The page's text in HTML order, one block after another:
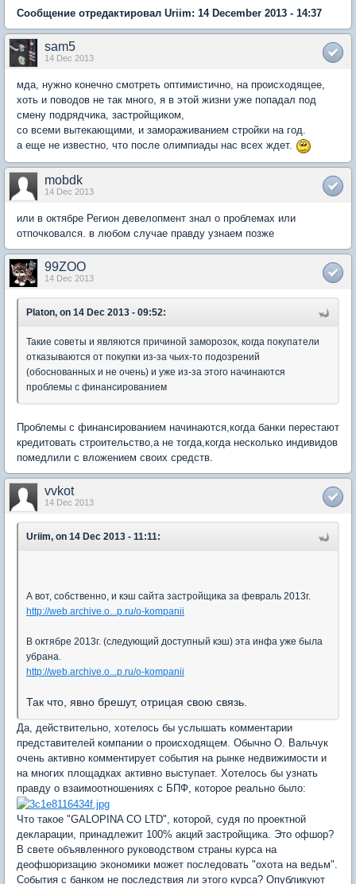
Сообщение отредактировал Uriim: 14 December 2013 - 14:37
sam5
14 Dec 2013
мда, нужно конечно смотреть оптимистично, на происходящее,
хоть и поводов не так много, я в этой жизни уже попадал под
смену подрядчика, застройщиком,
со всеми вытекающими, и замораживанием стройки на год.
а еще не известно, что после олимпиады нас всех ждет.
mobdk
14 Dec 2013
или в октябре Регион девелопмент знал о проблемах или
отпочковался. в любом случае правду узнаем позже
99ZOO
14 Dec 2013
Platon, on 14 Dec 2013 - 09:52:
Такие советы и являются причиной заморозок, когда покупатели
отказываются от покупки из-за чьих-то подозрений
(обоснованных и не очень) и уже из-за этого начинаются
проблемы с финансированием
Проблемы с финансированием начинаются,когда банки перестают
кредитовать строительство,а не тогда,когда несколько индивидов
помедлили с вложением своих средств.
vvkot
14 Dec 2013
Uriim, on 14 Dec 2013 - 11:11:
А вот, собственно, и кэш сайта застройщика за февраль 2013г.
http://web.archive.o...p.ru/o-kompanii
В октябре 2013г. (следующий доступный кэш) эта инфа уже была
убрана.
http://web.archive.o...p.ru/o-kompanii
Так что, явно брешут, отрицая свою связь.
Да, действительно, хотелось бы услышать комментарии
представителей компании о происходящем. Обычно О. Вальчук
очень активно комментирует события на рынке недвижимости и
на многих площадках активно выступает. Хотелось бы узнать
правду о взаимоотношениях с БПФ, которое реально было:
Что такое "GALOPINA CO LTD", которой, судя по проектной
декларации, принадлежит 100% акций застройщика. Это офшор?
В свете объявленного руководством страны курса на
деофшоризацию экономики может последовать "охота на ведьм".
События с банком не последствия ли этого курса? Опубликуют